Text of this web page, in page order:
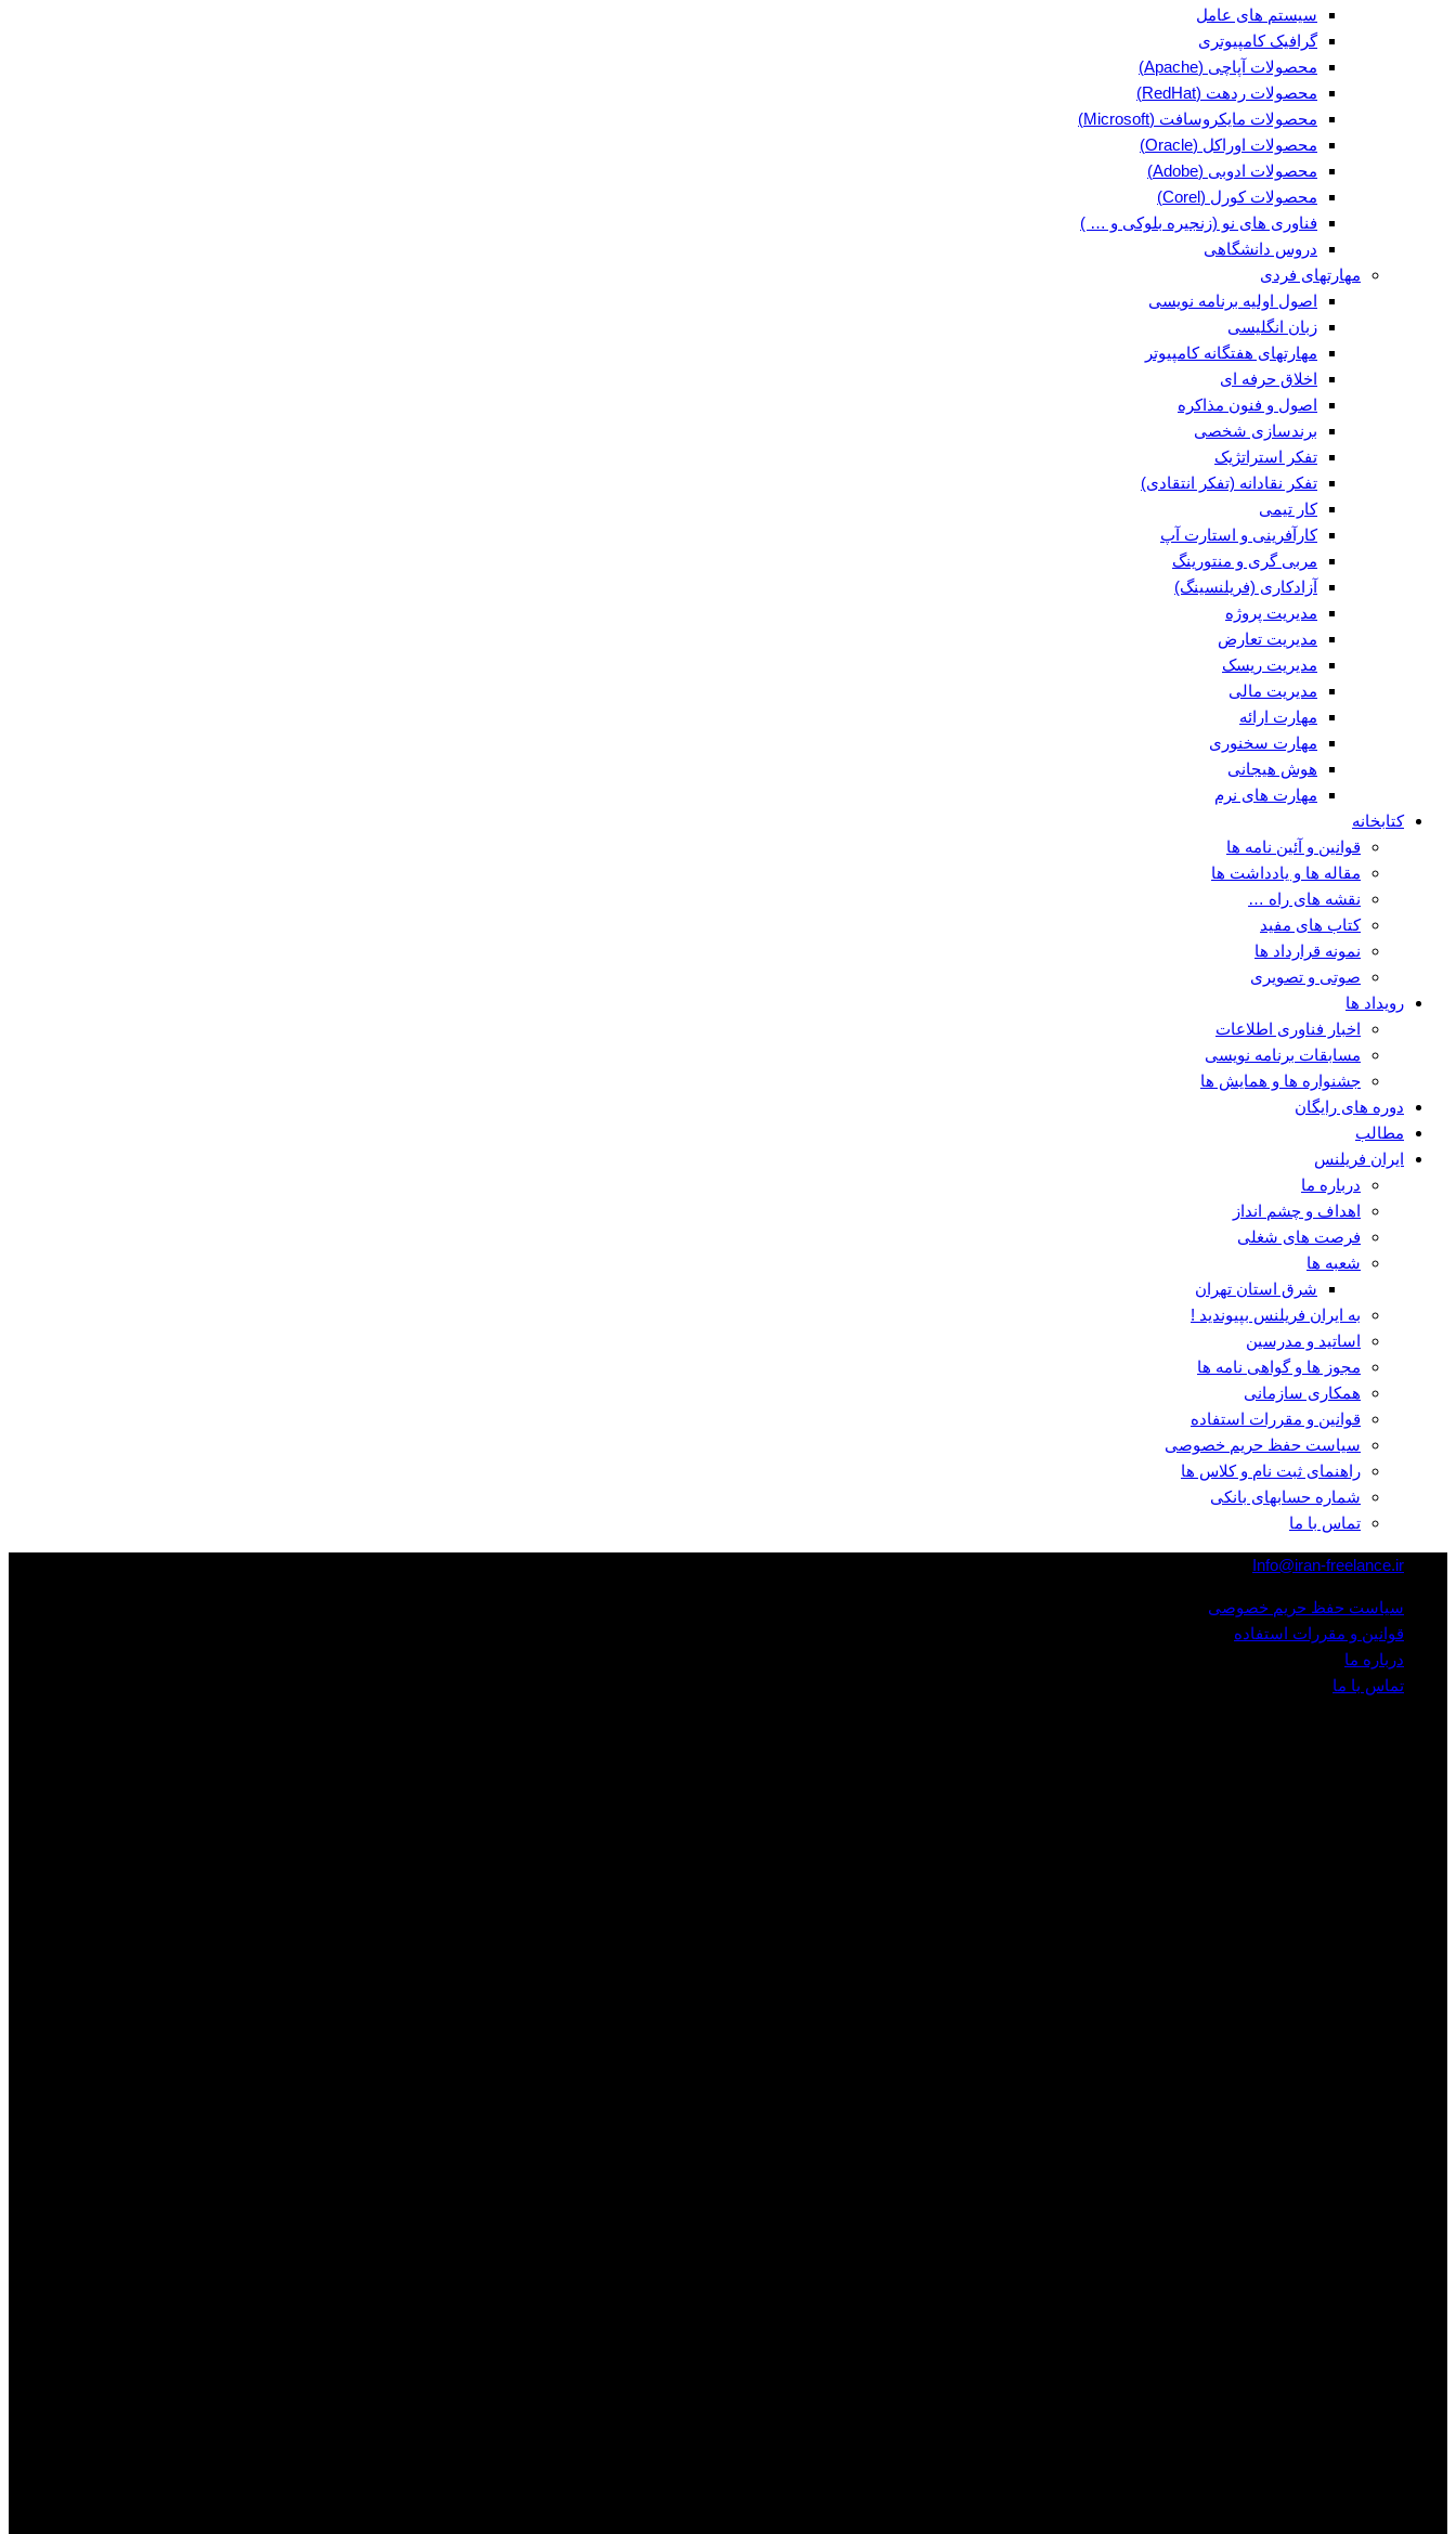
سیستم های عامل
گرافیک کامپیوتری
محصولات آپاچی (Apache)
محصولات ردهت (RedHat)
محصولات مایکروسافت (Microsoft)
محصولات اوراکل (Oracle)
محصولات ادوبی (Adobe)
محصولات کورل (Corel)
فناوری های نو (زنجیره بلوکی و … )
دروس دانشگاهی
مهارتهای فردی
اصول اولیه برنامه نویسی
زبان انگلیسی
مهارتهای هفتگانه کامپیوتر
اخلاق حرفه ای
اصول و فنون مذاکره
برندسازی شخصی
تفکر استراتژیک
تفکر نقادانه (تفکر انتقادی)
کار تیمی
کارآفرینی و استارت آپ
مربی گری و منتورینگ
آزادکاری (فریلنسینگ)
مدیریت پروژه
مدیریت تعارض
مدیریت ریسک
مدیریت مالی
مهارت ارائه
مهارت سخنوری
هوش هیجانی
مهارت های نرم
کتابخانه
قوانین و آئین نامه ها
مقاله ها و یادداشت ها
نقشه های راه …
کتاب های مفید
نمونه قرارداد ها
صوتی و تصویری
رویداد ها
اخبار فناوری اطلاعات
مسابقات برنامه نویسی
جشنواره ها و همایش ها
دوره های رایگان
مطالب
ایران فریلنس
درباره ما
اهداف و چشم انداز
فرصت های شغلی
شعبه ها
شرق استان تهران
به ایران فریلنس بپیوندید !
اساتید و مدرسین
مجوز ها و گواهی نامه ها
همکاری سازمانی
قوانین و مقررات استفاده
سیاست حفظ حریم خصوصی
راهنمای ثبت نام و کلاس ها
شماره حسابهای بانکی
تماس با ما
Info@iran-freelance.ir
سیاست حفظ حریم خصوصی
قوانین و مقررات استفاده
درباره ما
تماس با ما